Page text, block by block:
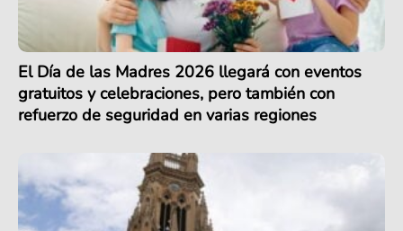
El Día de las Madres 2026 llegará con eventos
gratuitos y celebraciones, pero también con
refuerzo de seguridad en varias regiones